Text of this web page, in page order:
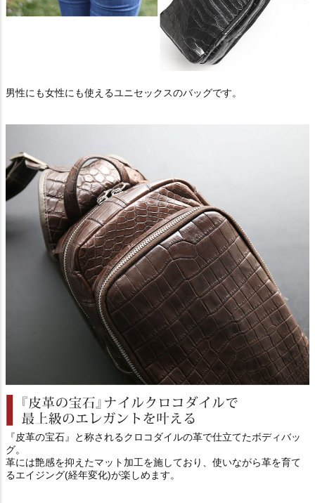
男性にも女性にも使えるユニセックスのバッグです。
『皮革の宝石』と称されるクロコダイルの革で仕立てたボディバッ
グ。
革には艶感を抑えたマット加工を施しており、使いながら革を育て
るエイジング(経年変化)が楽しめます。